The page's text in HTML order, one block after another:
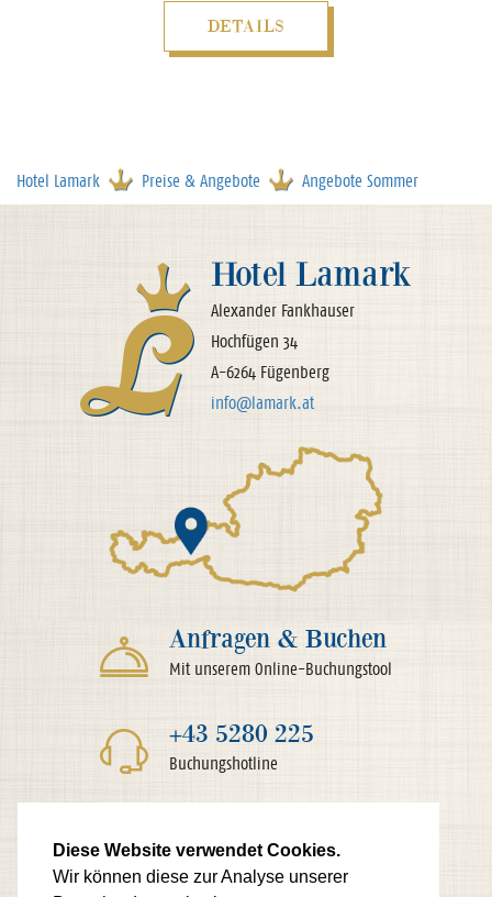
Diese Website verwendet Cookies.
Wir können diese zur Analyse unserer
DETAILS
Hotel Lamark Preise & Angebote Angebote Sommer
Hotel Lamark
Alexander Fankhauser
Hochfügen 34
A-6264 Fügenberg
info@lamark.at
Anfragen & Buchen
Mit unserem Online-Buchungstool
+43 5280 225
Buchungshotline